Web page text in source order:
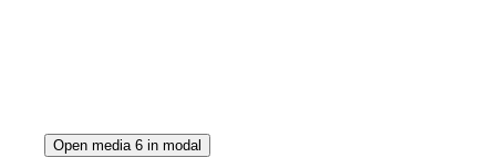
Open media 6 in modal